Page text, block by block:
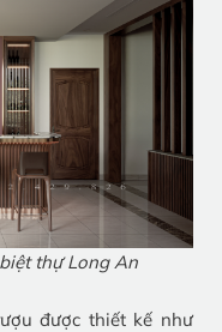
thự Long An
được thiết kế như